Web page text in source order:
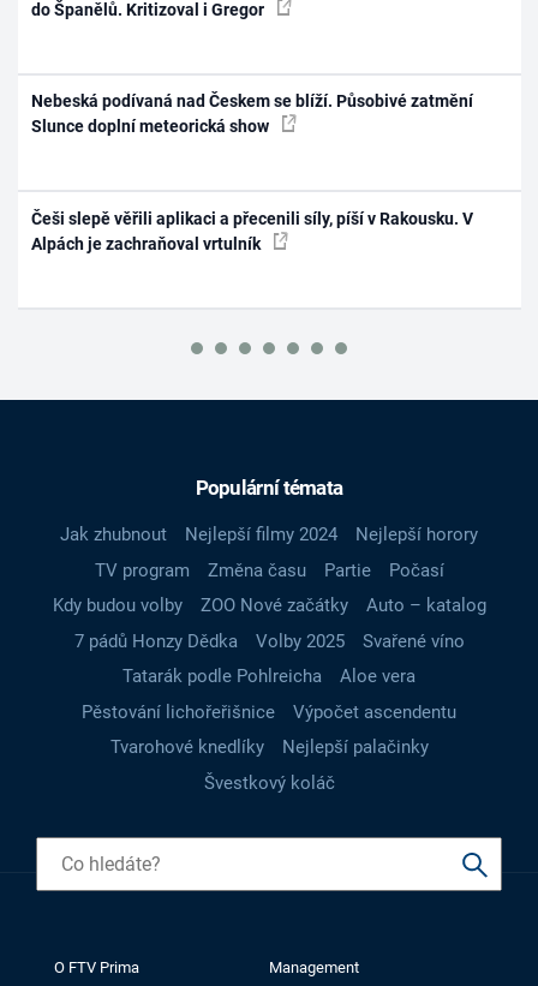
do Španělů. Kritizoval i Gregor
Nebeská podívaná nad Českem se blíží. Působivé zatmění
Slunce doplní meteorická show
Češi slepě věřili aplikaci a přecenili síly, píší v Rakousku. V
Alpách je zachraňoval vrtulník
Populární témata
Jak zhubnout Nejlepší filmy 2024
Nejlepší horory
TV program
Změna času Partie
Počasí
Kdy budou volby
ZOO Nové začátky
Auto – katalog
7 pádů Honzy Dědka
Volby 2025
Svařené víno
Tatarák podle Pohlreicha
Aloe vera
Pěstování lichořeřišnice
Výpočet ascendentu
Tvarohové knedlíky
Nejlepší palačinky
Švestkový koláč
O FTV Prima
Management